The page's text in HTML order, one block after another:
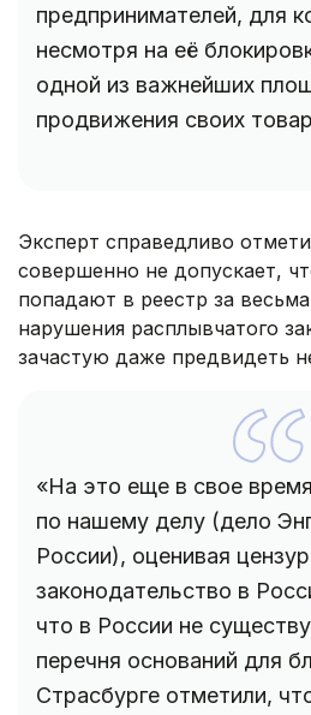
предпринимателей, для
несмотря на её
одной из важнейших
продвижения своих
Эксперт справедливо
совершенно не допускает,
попадают в реестр за
нарушения расплывчатого
зачастую даже предвидеть
«На это еще в свое
по нашему делу (дело
России), оценивая
законодательство в
что в России не
перечня оснований для
Страсбурге отметили,